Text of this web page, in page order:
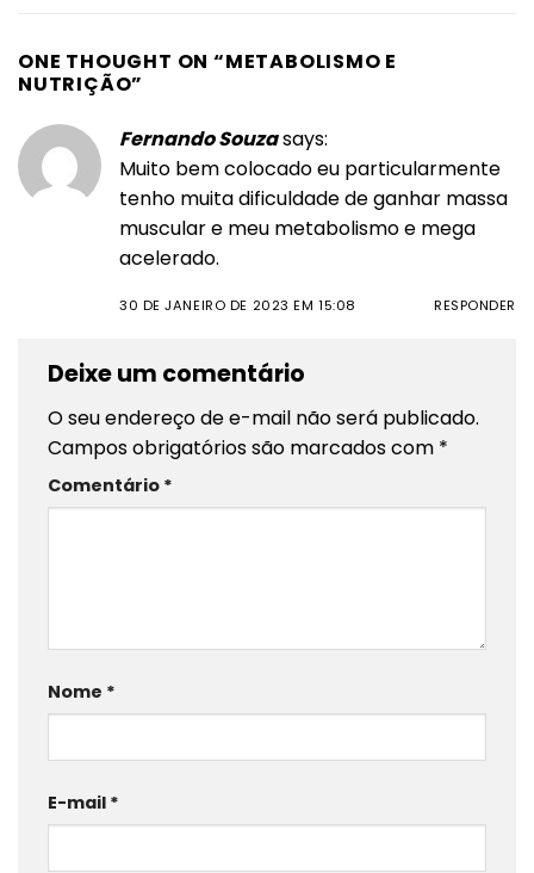
ONE THOUGHT ON “METABOLISMO E
NUTRIÇÃO”
Fernando Souzasays:
Muito bem colocado eu particularmente
tenho muita dificuldade de ganhar massa
muscular e meu metabolismo e mega
acelerado.
30 DE JANEIRO DE 2023 EM 15:08 RESPONDER
Deixe um comentário
O seu endereço de e-mail não será publicado.
Campos obrigatórios são marcados com *
Comentário *
Nome *
E-mail *